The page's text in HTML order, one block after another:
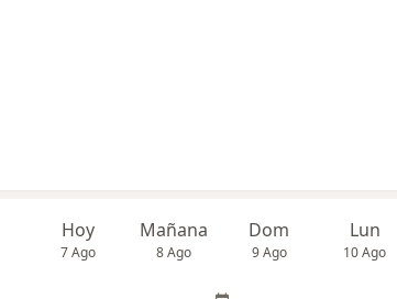
Hoy
7 Ago
Mañana
8 Ago
Dom
9 Ago
Lun
10 Ago